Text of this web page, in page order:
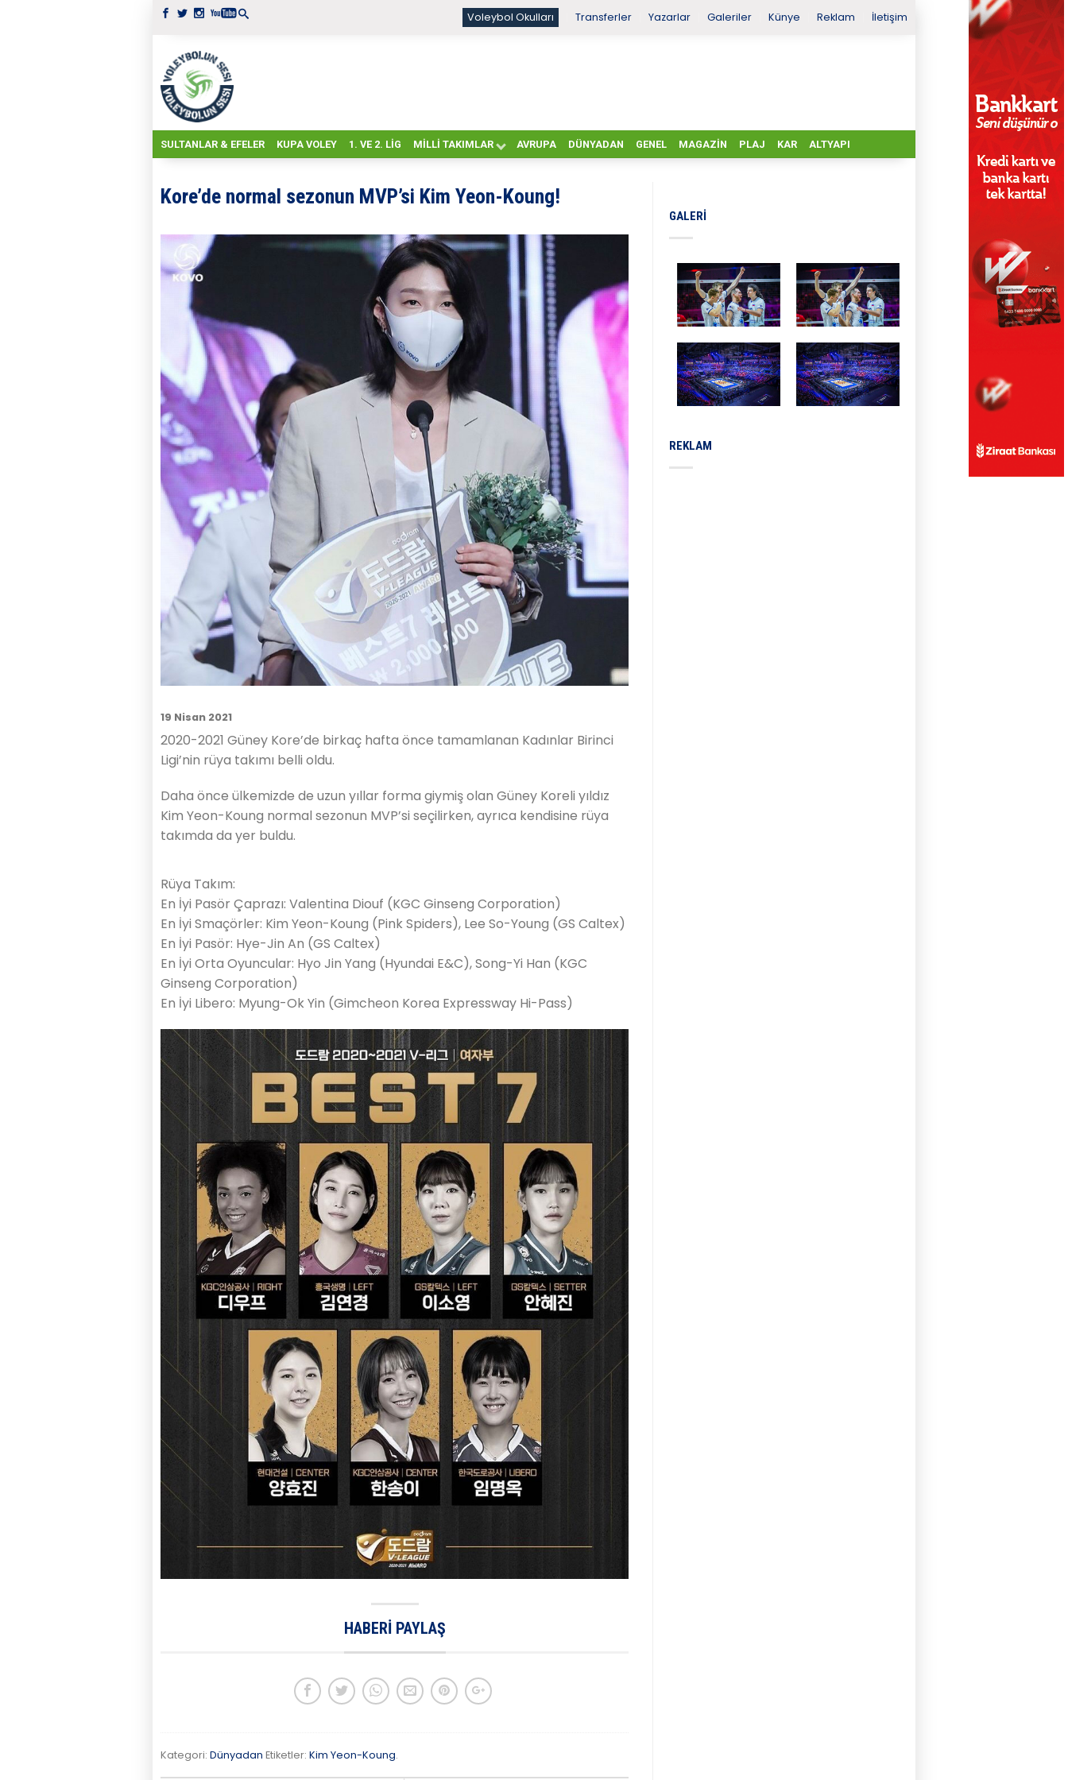
Voleybol Okulları Transferler Yazarlar Galeriler Künye Reklam İletişim
SULTANLAR & EFELER KUPA VOLEY 1. VE 2. LIG MILLI TAKIMLAR AVRUPA DÜNYADAN GENEL MAGAZIN PLAJ KAR ALTYAPI
Kore’de normal sezonun MVP’si Kim Yeon-Koung!
19 Nisan 2021
2020-2021 Güney Kore’de birkaç hafta önce tamamlanan Kadınlar Birinci
Ligi’nin rüya takımı belli oldu.
Daha önce ülkemizde de uzun yıllar forma giymiş olan Güney Koreli yıldız
Kim Yeon-Koung normal sezonun MVP’si seçilirken, ayrıca kendisine rüya
takımda da yer buldu.
Rüya Takım:
En İyi Pasör Çaprazı: Valentina Diouf (KGC Ginseng Corporation)
En İyi Smaçörler: Kim Yeon-Koung (Pink Spiders), Lee So-Young (GS Caltex)
En İyi Pasör: Hye-Jin An (GS Caltex)
En İyi Orta Oyuncular: Hyo Jin Yang (Hyundai E&C), Song-Yi Han (KGC
Ginseng Corporation)
En İyi Libero: Myung-Ok Yin (Gimcheon Korea Expressway Hi-Pass)
HABERI PAYLAŞ
Kategori: Dünyadan Etiketler: Kim Yeon-Koung.
GALERI
REKLAM